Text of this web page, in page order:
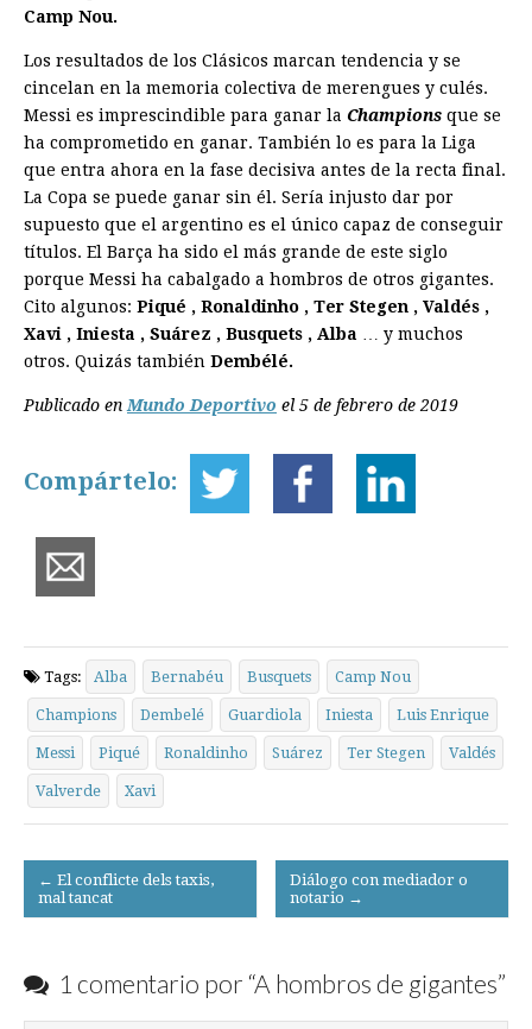
Camp Nou.
Los resultados de los Clásicos marcan tendencia y se
cincelan en la memoria colectiva de merengues y culés.
Messi es imprescindible para ganar la Champions que se
ha comprometido en ganar. También lo es para la Liga
que entra ahora en la fase decisiva antes de la recta final.
La Copa se puede ganar sin él. Sería injusto dar por
supuesto que el argentino es el único capaz de conseguir
títulos. El Barça ha sido el más grande de este siglo
porque Messi ha cabalgado a hombros de otros gigantes.
Cito algunos: Piqué , Ronaldinho , Ter Stegen , Valdés ,
Xavi , Iniesta , Suárez , Busquets , Alba … y muchos
otros. Quizás también Dembélé.
Publicado en Mundo Deportivo el 5 de febrero de 2019
Compártelo:
Tags: Alba Bernabéu Busquets Camp Nou
Champions Dembelé Guardiola Iniesta Luis Enrique
Messi Piqué Ronaldinho Suárez Ter Stegen Valdés
Valverde Xavi
Post
navigation
← El conflicte dels taxis,
mal tancat
Diálogo con mediador o
notario →
1 comentario por “A hombros de gigantes”